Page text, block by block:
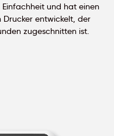
und hat einen
Drucker entwickelt, der
zugeschnitten ist.